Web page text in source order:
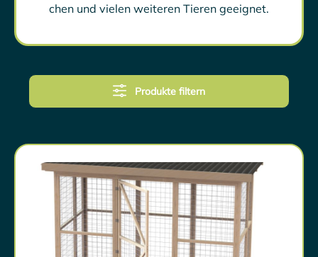
chen und vielen weiteren Tieren geeignet.
Produkte filtern